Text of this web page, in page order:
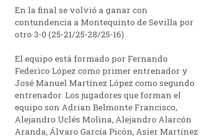
En la final se volvió a ganar con
contundencia a Montequinto de Sevilla por
otro 3-0 (25-21/25-28/25-16).
El equipo está formado por Fernando
Federico López como primer entrenador y
José Manuel Martínez López como segundo
entrenador. Los jugadores que forman el
equipo son Adrian Belmonte Francisco,
Alejandro Uclés Molina, Alejandro Alarcón
Aranda, Álvaro García Picón, Asier Martínez